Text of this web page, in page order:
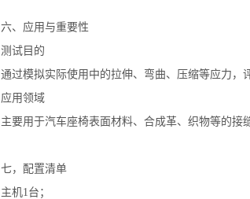
六、 应用与重要性
测试目的
通过模拟实际使用中的拉伸、弯曲、压缩等应力
应用领域
主要用于汽车座椅表面材料、合成革、织物等的
七，配置清单
主机1台；